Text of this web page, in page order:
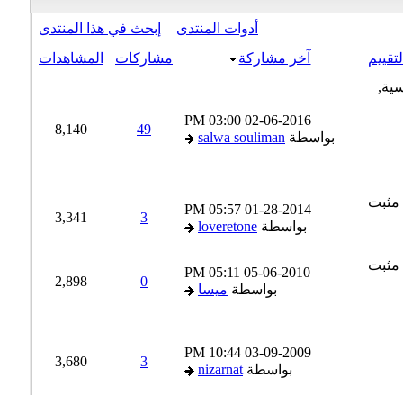
أدوات المنتدى
إبحث في هذا المنتدى
آخر مشاركة مشاركات المشاهدات
02-06-2016
03:00 PM
بواسطةsalwa souliman
49
8,140
01-28-2014
05:57 PM
بواسطةloveretone
3,341
05-06-2010
05:11 PM
بواسطةميسا
2,898
03-09-2009
10:44 PM
بواسطةnizarnat
3,680